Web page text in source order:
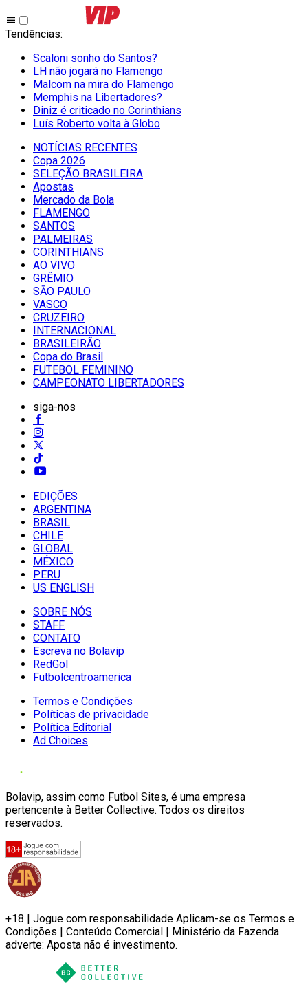
Tendências:
Scaloni sonho do Santos?
LH não jogará no Flamengo
Malcom na mira do Flamengo
Memphis na Libertadores?
Diniz é criticado no Corinthians
Luís Roberto volta à Globo
NOTÍCIAS RECENTES
Copa 2026
SELEÇÃO BRASILEIRA
Apostas
Mercado da Bola
FLAMENGO
SANTOS
PALMEIRAS
CORINTHIANS
AO VIVO
GRÊMIO
SĀO PAULO
VASCO
CRUZEIRO
INTERNACIONAL
BRASILEIRÃO
Copa do Brasil
FUTEBOL FEMININO
CAMPEONATO LIBERTADORES
siga-nos
EDIÇÕES
ARGENTINA
BRASIL
CHILE
GLOBAL
MÉXICO
PERU
US ENGLISH
SOBRE NÓS
STAFF
CONTATO
Escreva no Bolavip
RedGol
Futbolcentroamerica
Termos e Condições
Políticas de privacidade
Política Editorial
Ad Choices
Bolavip, assim como Futbol Sites, é uma empresa
pertencente à Better Collective. Todos os direitos
reservados.
+18 | Jogue com responsabilidade Aplicam-se os Termos e
Condições | Conteúdo Comercial | Ministério da Fazenda
adverte: Aposta não é investimento.